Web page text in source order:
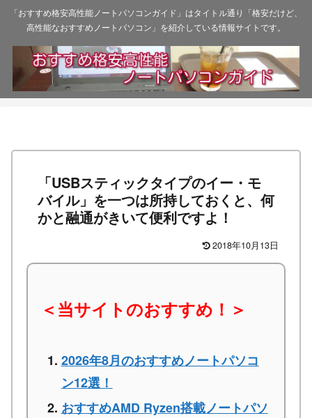
「おすすめ格安高性能ノートパソコンガイド」はタイトル通り「格安だけど、
高性能なおすすめノートパソコン」を紹介している情報サイトです。
「USBスティックタイプのイー・モ
バイル」を一つは所持しておくと、何
かと融通がきいて便利ですよ！
2018年10月13日
＜当サイトのおすすめ！＞
2026年8月のおすすめノートパソコ
ン12選！
おすすめAMD Ryzen搭載ノートパソ